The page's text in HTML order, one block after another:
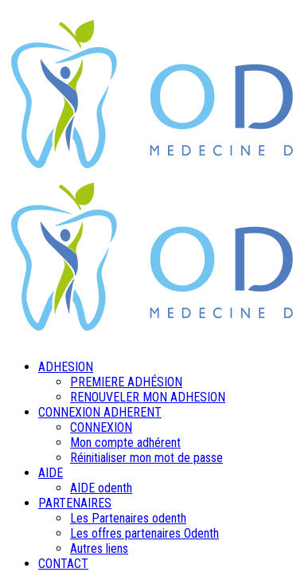
ADHESION
PREMIERE ADHÉSION
RENOUVELER MON ADHESION
CONNEXION ADHERENT
CONNEXION
Mon compte adhérent
Réinitialiser mon mot de passe
AIDE
AIDE odenth
PARTENAIRES
Les Partenaires odenth
Les offres partenaires Odenth
Autres liens
CONTACT